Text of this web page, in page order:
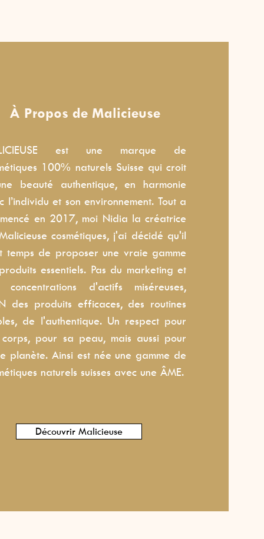
À Propos de Malicieuse
est une marque de
100% naturels Suisse qui croit
beauté authentique, en harmonie
l’individu et son environnement. Tout a
en 2017, moi Nidia la créatrice
cosmétiques, j'ai décidé qu'il
temps de proposer une vraie gamme
essentiels. Pas du marketing et
concentrations d'actifs miséreuses,
des produits efficaces, des routines
de l'authentique. Un respect pour
corps, pour sa peau, mais aussi pour
planète. Ainsi est née une gamme de
naturels suisses avec une ÂME.
Découvrir Malicieuse